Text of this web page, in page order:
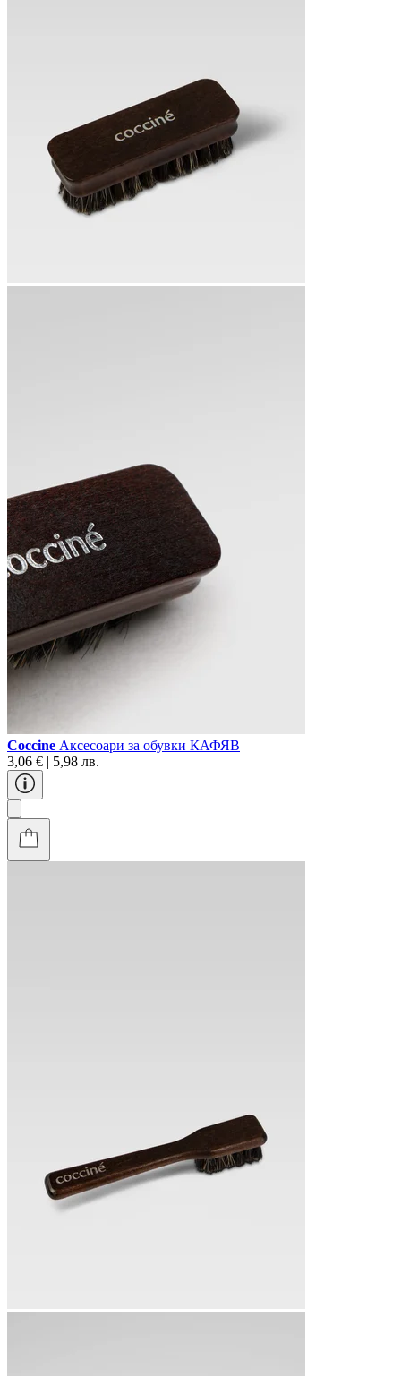
Coccine Аксесоари за обувки КАФЯВ
3,06 € | 5,98 лв.